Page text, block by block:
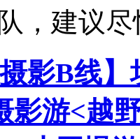
，建议
摄影B线
影游<越